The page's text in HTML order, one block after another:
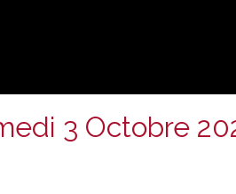
3 Octobre